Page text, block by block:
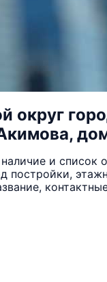
округ
и список
постройки,